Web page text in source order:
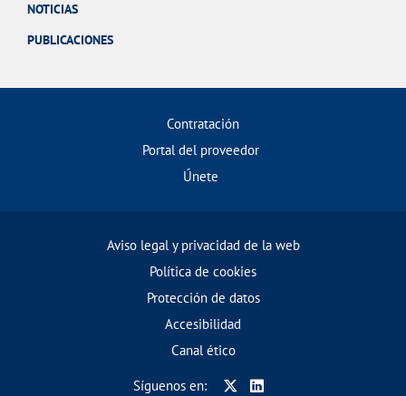
NOTICIAS
PUBLICACIONES
Contratación
Portal del proveedor
Únete
Aviso legal y privacidad de la web
Política de cookies
Protección de datos
Accesibilidad
Canal ético
Síguenos en: